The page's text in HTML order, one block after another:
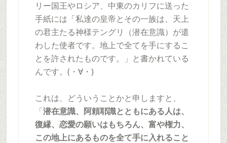
リー国王やロシア、中東のカリフに送った
手紙には「私達の皇帝とその一族は、天上
の君主たる神様テングリ（潜在意識）が遣
わした使者です。地上で全てを手にするこ
とを許されたものです。」と書かれている
んです。(・∀・)
これは、どういうことかと申しますと、
「潜在意識、阿頼耶識とともにある人は、
復縁、恋愛の願いはもちろん、富や権力、
この地上にあるものを全て手に入れること